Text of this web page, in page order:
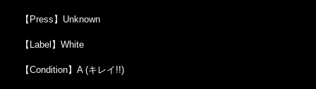
【Press】Unknown
【Label】White
【Condition】A (キレイ!!)